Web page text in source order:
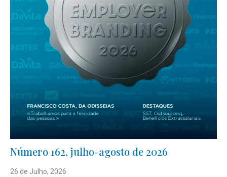
Número 162, julho-agosto de 2026
26 de Julho, 2026